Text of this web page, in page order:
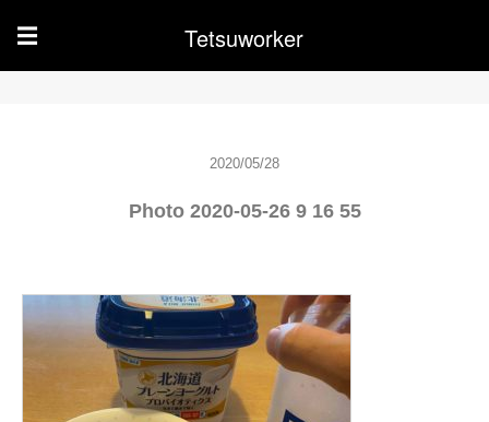
☰ Tetsuworker
2020/05/28
Photo 2020-05-26 9 16 55